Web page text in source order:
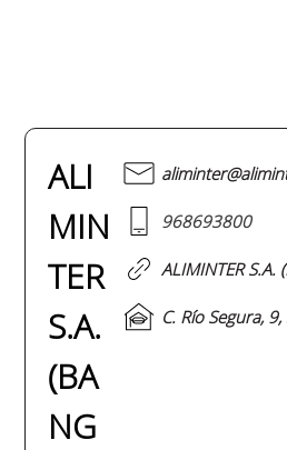
ALI
MIN
TER
S.A.
(BA
NG
968693800
ALIMINTER S.A.
C. Río Segura,